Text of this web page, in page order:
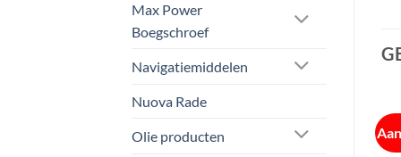
Max Power
Boegschroef
Navigatiemiddelen
Nuova Rade
Olie productenAanbieding!